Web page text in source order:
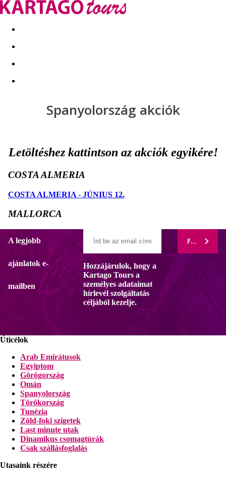
Kapcsolat Nyár 2026 Last Minute
Spanyolország akciók
Letöltéshez kattintson az akciók egyikére!
COSTA ALMERIA
COSTA ALMERIA - JÚNIUS 12.
MALLORCA
A legjobb
ajánlatok e-
mailben
Hozzájárulok, hogy a
Kartago Tours a
személyes adataimat
hírlevél szolgáltatás
céljából kezelje.
Úticélok
Arab Emirátusok
Egyiptom
Görögország
Omán
Spanyolország
Törökország
Tunézia
Zöld-foki szigetek
Last minute utak
Dinamikus csomagtúrák
Csak szállásfoglalás
Utasaink részére